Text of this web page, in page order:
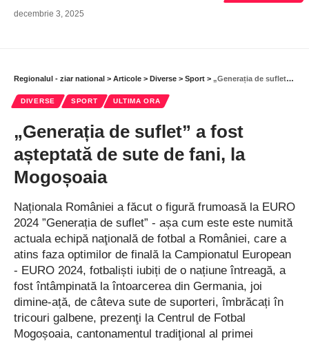
decembrie 3, 2025
Regionalul - ziar national > Articole > Diverse > Sport > „Generația de suflet” a fost așteptată de sute de fani, la Mogoșoaia
DIVERSE SPORT ULTIMA ORA
„Generația de suflet” a fost
așteptată de sute de fani, la
Mogoșoaia
Naționala României a făcut o figură frumoasă la EURO
2024 ”Generația de suflet” - așa cum este este numită
actuala echipă naţională de fotbal a României, care a
atins faza optimilor de finală la Campionatul European
- EURO 2024, fotbaliști iubiți de o națiune întreagă, a
fost întâmpinată la întoarcerea din Germania, joi
dimine-ață, de câteva sute de suporteri, îmbrăcați în
tricouri galbene, prezenţi la Centrul de Fotbal
Mogoșoaia, cantonamentul tradiţional al primei